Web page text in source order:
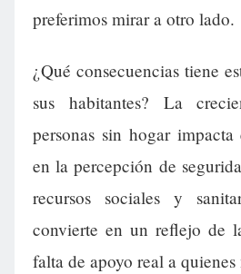
preferimos mirar a otro lado.
¿Qué consecuencias tiene
sus habitantes? La
personas sin hogar
en la percepción de
recursos sociales y
convierte en un reflejo de
falta de apoyo real a